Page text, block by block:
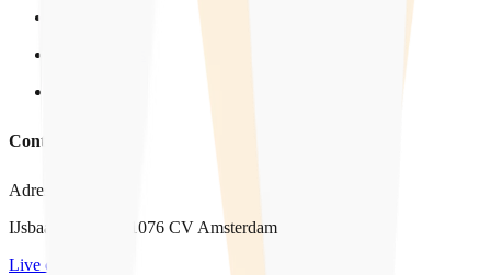
Contact
Adres
IJsbaanpad 9-11, 1076 CV Amsterdam
Live chat